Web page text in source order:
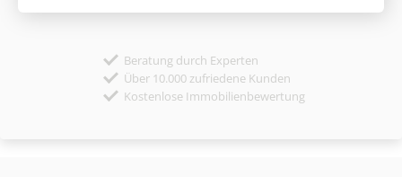
Beratung durch Experten
Über 10.000 zufriedene Kunden
Kostenlose Immobilienbewertung